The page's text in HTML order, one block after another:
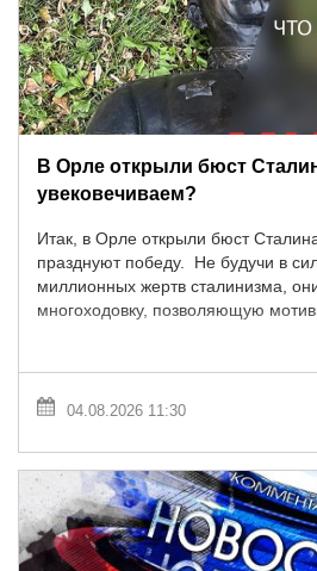
В Орле открыли бюст
увековечиваем?
Итак, в Орле открыли бюст
празднуют победу. Не будучи в
миллионных жертв сталинизма,
многоходовку, позволяющую
04.08.2026 11:30